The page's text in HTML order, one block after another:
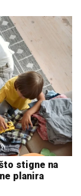
stigne na
planira